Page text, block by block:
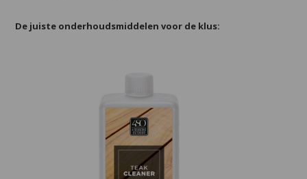
De juiste onderhoudsmiddelen voor de klus: